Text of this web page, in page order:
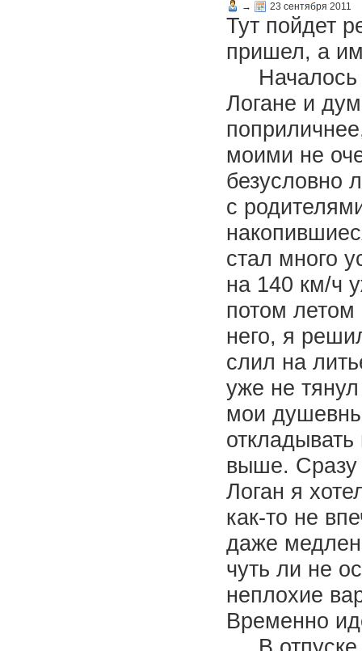
→ 23 сентября 2011
Тут пойдет
пришел, а
Началось
Логане и
моими не
безусловно
с
стал много
на 140 км/ч
потом летом
него, я
слил на
уже не
мои
выше. Сразу
Логан я
как-то не
даже
чуть ли не
неплохие
Временно